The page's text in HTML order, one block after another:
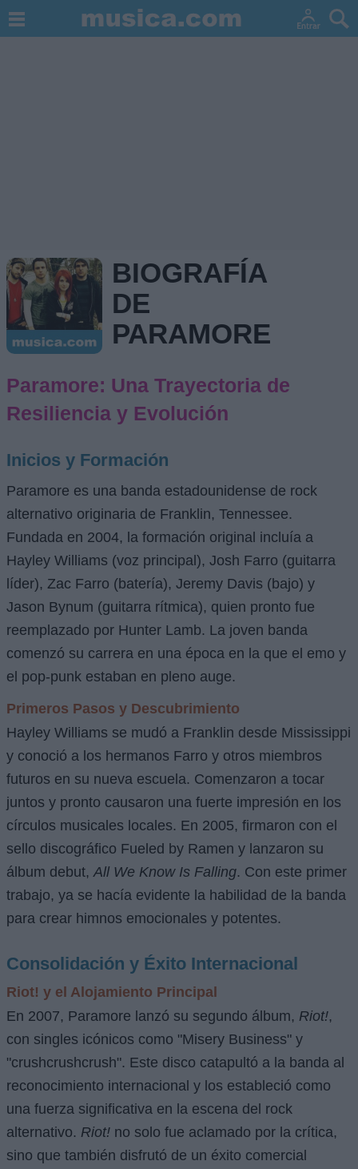
BIOGRAFÍA
DE
PARAMORE
Paramore: Una Trayectoria de
Resiliencia y Evolución
Inicios y Formación
Paramore es una banda estadounidense de rock
alternativo originaria de Franklin, Tennessee.
Fundada en 2004, la formación original incluía a
Hayley Williams (voz principal), Josh Farro (guitarra
líder), Zac Farro (batería), Jeremy Davis (bajo) y
Jason Bynum (guitarra rítmica), quien pronto fue
reemplazado por Hunter Lamb. La joven banda
comenzó su carrera en una época en la que el emo y
el pop-punk estaban en pleno auge.
Primeros Pasos y Descubrimiento
Hayley Williams se mudó a Franklin desde Mississippi
y conoció a los hermanos Farro y otros miembros
futuros en su nueva escuela. Comenzaron a tocar
juntos y pronto causaron una fuerte impresión en los
círculos musicales locales. En 2005, firmaron con el
sello discográfico Fueled by Ramen y lanzaron su
álbum debut,All We Know Is Falling. Con este primer
trabajo, ya se hacía evidente la habilidad de la banda
para crear himnos emocionales y potentes.
Consolidación y Éxito Internacional
Riot! y el Alojamiento Principal
En 2007, Paramore lanzó su segundo álbum, Riot!,
con singles icónicos como "Misery Business" y
"crushcrushcrush". Este disco catapultó a la banda al
reconocimiento internacional y los estableció como
una fuerza significativa en la escena del rock
alternativo. Riot! no solo fue aclamado por la crítica,
sino que también disfrutó de un éxito comercial